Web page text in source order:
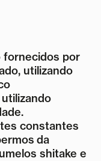
fornecidos por
utilizando
constantes
da
shitake e